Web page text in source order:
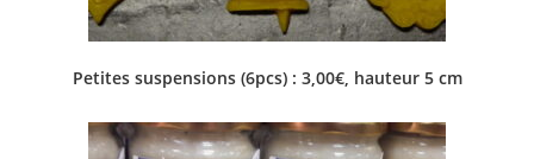
Petites suspensions (6pcs) : 3,00€, hauteur 5 cm